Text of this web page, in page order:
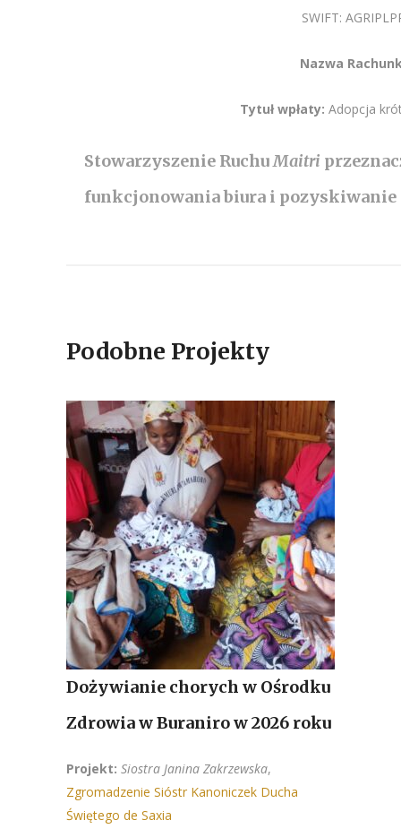
SWIFT:
Nazwa
Tytuł wpłaty: Adopcja
Stowarzyszenie RuchuMaitri
funkcjonowania biura i
Podobne Projekty
Dożywianie chorych w Ośrodku
Zdrowia w Buraniro w 2026 roku
Projekt: Siostra Janina Zakrzewska,
Zgromadzenie Sióstr Kanoniczek Ducha
Świętego de Saxia